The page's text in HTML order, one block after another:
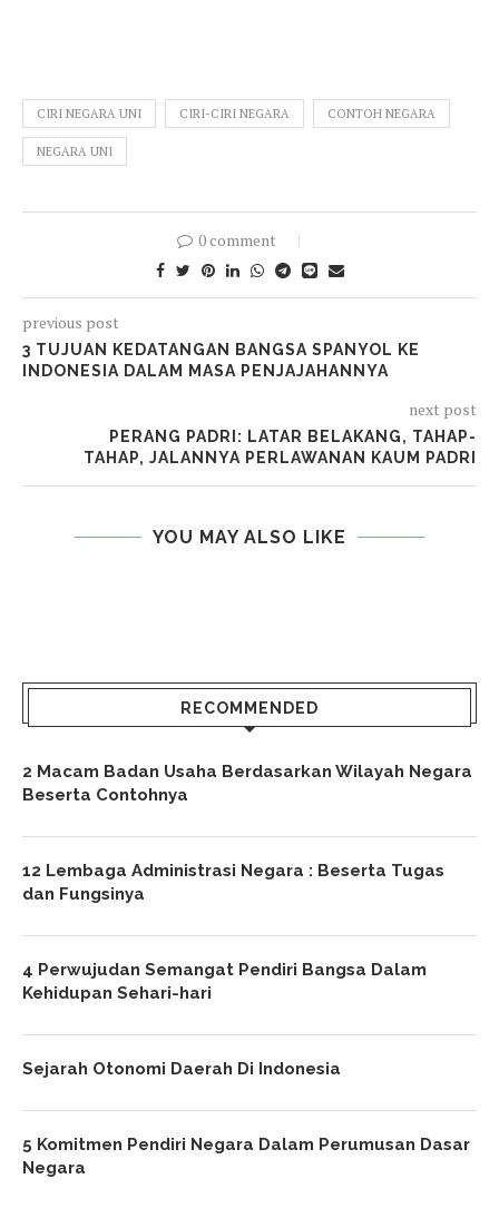
CIRI NEGARA UNI CIRI-CIRI NEGARA CONTOH NEGARA
NEGARA UNI
0 comment
previous post
3 TUJUAN KEDATANGAN BANGSA SPANYOL KE
INDONESIA DALAM MASA PENJAJAHANNYA
next post
PERANG PADRI: LATAR BELAKANG, TAHAP-
TAHAP, JALANNYA PERLAWANAN KAUM PADRI
YOU MAY ALSO LIKE
RECOMMENDED
2 Macam Badan Usaha Berdasarkan Wilayah Negara
Beserta Contohnya
12 Lembaga Administrasi Negara : Beserta Tugas
dan Fungsinya
4 Perwujudan Semangat Pendiri Bangsa Dalam
Kehidupan Sehari-hari
Sejarah Otonomi Daerah Di Indonesia
5 Komitmen Pendiri Negara Dalam Perumusan Dasar
Negara